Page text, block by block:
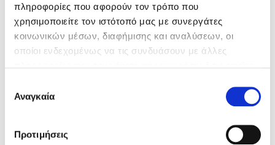
πληροφορίες που αφορούν τον τρόπο που
χρησιμοποιείτε τον ιστότοπό μας με συνεργάτες
κοινωνικών μέσων, διαφήμισης και αναλύσεων, οι
οποίοι ενδεχομένως να τις συνδυάσουν με άλλες
των υπηρεσιών τους. Αν συνεχίσετε να χρησιμοποιείτε
την ιστοσελίδα μας, συναινείτε στη χρήση των cookies
συγκατάθεσης
Αναγκαία
Προτιμήσεις
Τα προβλήματά μας συχνά μοιάζουν περίπλοκα και
δυσεπίλυτα. Δυσκολευόμαστε ενίοτε να κατανοήσουμε τις
πράξεις και τα συναισθήματα των άλλων. Δεν μπορού …
Διαβάστε περισσότερα